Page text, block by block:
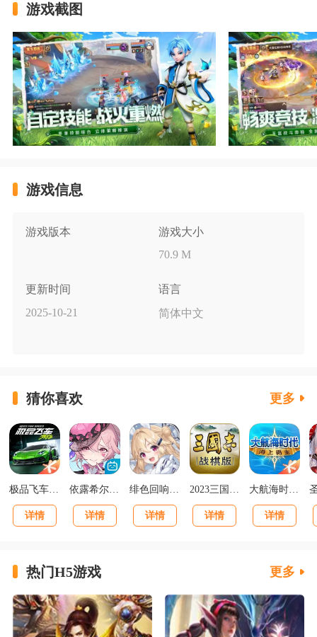
游戏截图
游戏信息
游戏版本
游戏大小
70.9 M
更新时间
2025-10-21
语言
简体中文
猜你喜欢 更多
极品飞车集结最新版v1.1.184.1931331
详情
依露希尔星晓官方正版
详情
绯色回响正版
详情
2023三国志战棋版下载官网版
详情
大航海时代海上霸主下载
详情
热门H5游戏 更多